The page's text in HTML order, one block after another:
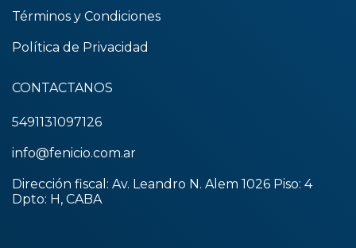
Términos y Condiciones
Política de Privacidad
CONTACTANOS
5491131097126
info@fenicio.com.ar
Dirección fiscal: Av. Leandro N. Alem 1026 Piso: 4
Dpto: H, CABA